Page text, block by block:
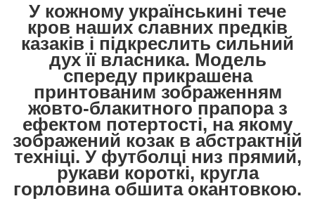
У кожному українськині тече
кров наших славних предків
казаків і підкреслить сильний
дух її власника. Модель
спереду прикрашена
принтованим зображенням
жовто-блакитного прапора з
ефектом потертості, на якому
зображений козак в абстрактній
техніці. У футболці низ прямий,
рукави короткі, кругла
горловина обшита окантовкою.